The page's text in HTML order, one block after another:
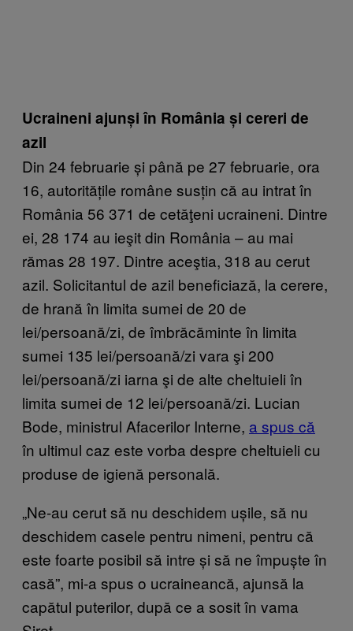
Ucraineni ajunși în România și cereri de
azil
Din 24 februarie și până pe 27 februarie, ora
16, autoritățile române susțin că au intrat în
România 56 371 de cetăţeni ucraineni. Dintre
ei, 28 174 au ieşit din România – au mai
rămas 28 197. Dintre aceştia, 318 au cerut
azil. Solicitantul de azil beneficiază, la cerere,
de hrană în limita sumei de 20 de
lei/persoană/zi, de îmbrăcăminte în limita
sumei 135 lei/persoană/zi vara şi 200
lei/persoană/zi iarna şi de alte cheltuieli în
limita sumei de 12 lei/persoană/zi. Lucian
Bode, ministrul Afacerilor Interne, a spus că
în ultimul caz este vorba despre cheltuieli cu
produse de igienă personală.
„Ne-au cerut să nu deschidem ușile, să nu
deschidem casele pentru nimeni, pentru că
este foarte posibil să intre și să ne împuște în
casă”, mi-a spus o ucraineancă, ajunsă la
capătul puterilor, după ce a sosit în vama